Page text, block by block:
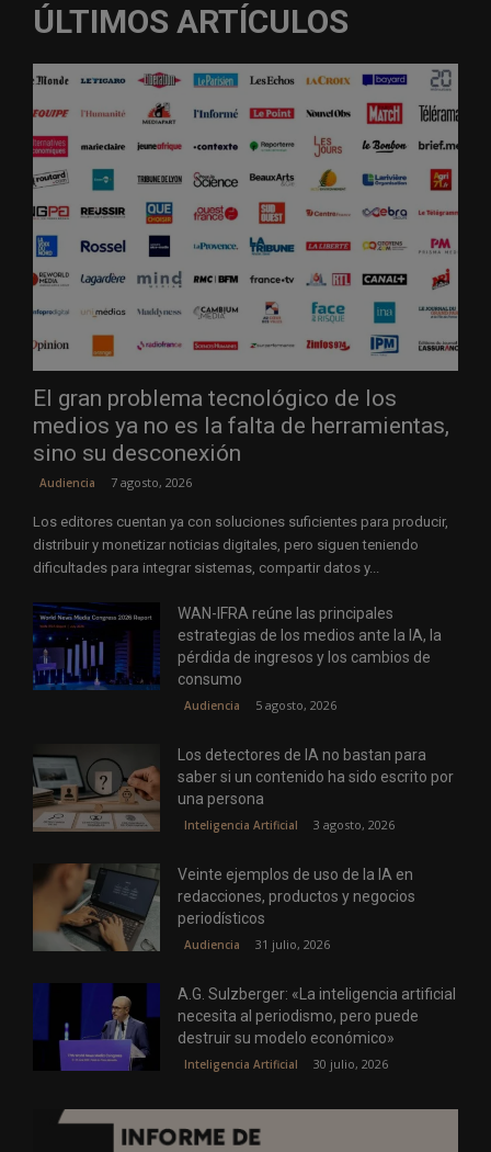
ÚLTIMOS ARTÍCULOS
El gran problema tecnológico de los
medios ya no es la falta de herramientas,
sino su desconexión
Audiencia 7 agosto, 2026
Los editores cuentan ya con soluciones suficientes para producir,
distribuir y monetizar noticias digitales, pero siguen teniendo
dificultades para integrar sistemas, compartir datos y...
WAN-IFRA reúne las principales
estrategias de los medios ante la IA, la
pérdida de ingresos y los cambios de
consumo
Audiencia 5 agosto, 2026
Los detectores de IA no bastan para
saber si un contenido ha sido escrito por
una persona
Inteligencia Artificial 3 agosto, 2026
Veinte ejemplos de uso de la IA en
redacciones, productos y negocios
periodísticos
Audiencia 31 julio, 2026
A.G. Sulzberger: «La inteligencia artificial
necesita al periodismo, pero puede
destruir su modelo económico»
Inteligencia Artificial 30 julio, 2026